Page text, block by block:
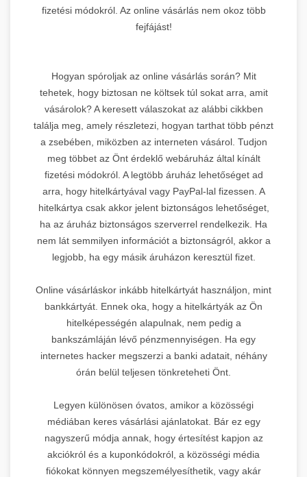
fizetési módokról. Az online vásárlás nem okoz több
fejfájást!
Hogyan spóroljak az online vásárlás során? Mit
tehetek, hogy biztosan ne költsek túl sokat arra, amit
vásárolok? A keresett válaszokat az alábbi cikkben
találja meg, amely részletezi, hogyan tarthat több pénzt
a zsebében, miközben az interneten vásárol. Tudjon
meg többet az Önt érdeklő webáruház által kínált
fizetési módokról. A legtöbb áruház lehetőséget ad
arra, hogy hitelkártyával vagy PayPal-lal fizessen. A
hitelkártya csak akkor jelent biztonságos lehetőséget,
ha az áruház biztonságos szerverrel rendelkezik. Ha
nem lát semmilyen információt a biztonságról, akkor a
legjobb, ha egy másik áruházon keresztül fizet.
Online vásárláskor inkább hitelkártyát használjon, mint
bankkártyát. Ennek oka, hogy a hitelkártyák az Ön
hitelképességén alapulnak, nem pedig a
bankszámláján lévő pénzmennyiségen. Ha egy
internetes hacker megszerzi a banki adatait, néhány
órán belül teljesen tönkreteheti Önt.
Legyen különösen óvatos, amikor a közösségi
médiában keres vásárlási ajánlatokat. Bár ez egy
nagyszerű módja annak, hogy értesítést kapjon az
akciókról és a kuponkódokról, a közösségi média
fiókokat könnyen megszemélyesíthetik, vagy akár